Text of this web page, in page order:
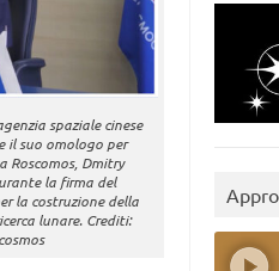
spaziale cinese
il suo omologo per
Roscomos, Dmitry
la firma del
la costruzione della
lunare. Crediti: